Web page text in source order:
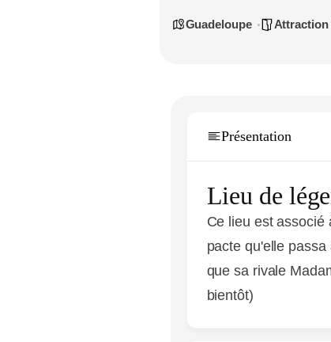
Guadeloupe
Présentation
Lieu de
Ce lieu est associé
pacte qu'elle
que sa rivale
bientôt)